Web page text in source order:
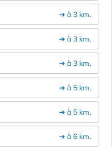
➔ à 3 km.
➔ à 3 km.
➔ à 3 km.
➔ à 5 km.
➔ à 5 km.
➔ à 6 km.